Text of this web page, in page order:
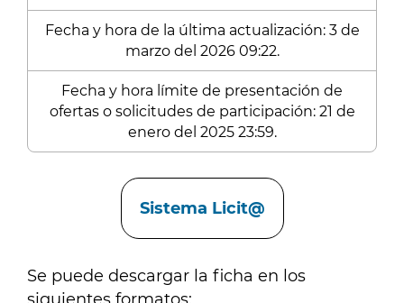
Fecha y hora de la última actualización: 3 de
marzo del 2026 09:22.
Fecha y hora límite de presentación de
ofertas o solicitudes de participación: 21 de
enero del 2025 23:59.
Sistema Licit@
Se puede descargar la ficha en los